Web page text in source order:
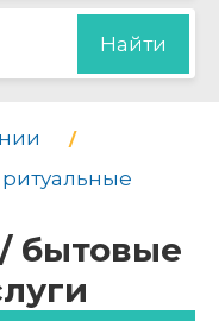
Найти
бытовые